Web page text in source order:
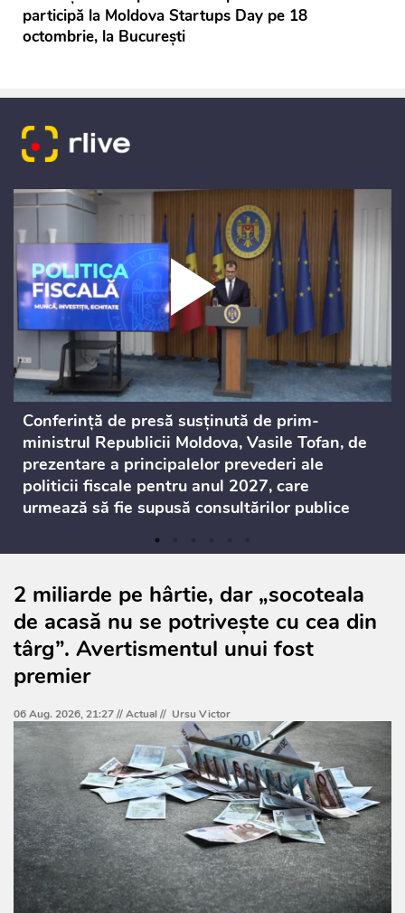
participă la Moldova Startups Day pe 18
octombrie, la București
Conferință de presă susținută de prim-
ministrul Republicii Moldova, Vasile Tofan, de
prezentare a principalelor prevederi ale
politicii fiscale pentru anul 2027, care
urmează să fie supusă consultărilor publice
2 miliarde pe hârtie, dar „socoteala
de acasă nu se potrivește cu cea din
târg”. Avertismentul unui fost
premier
06 Aug. 2026, 21:27 //Actual// Ursu Victor